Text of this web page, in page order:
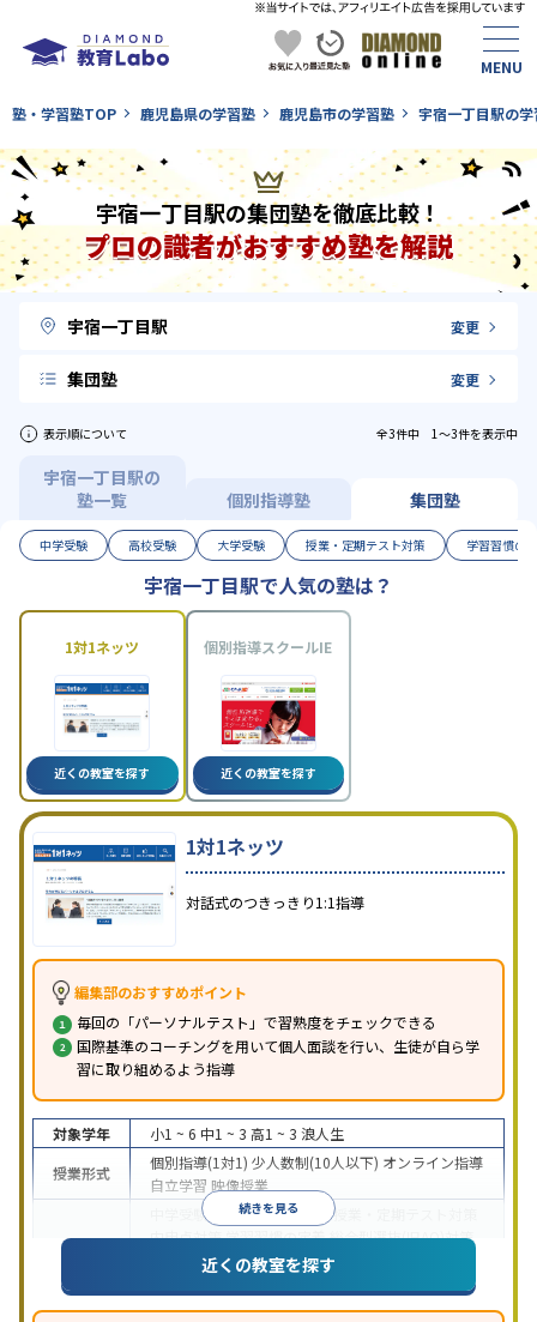
塾・学習塾TOP 鹿児島県の学習塾 鹿児島市の学習塾 宇宿一丁目駅の学
宇宿一丁目駅の集団塾を徹底比較！
プロの識者がおすすめ塾を解説
宇宿一丁目駅 変更
集団塾 変更
表示順について 全3件中 1〜3件を表示中
宇宿一丁目駅の
塾一覧
個別指導塾 集団塾
中学受験 高校受験 大学受験 授業・定期テスト対策 学習習慣の
宇宿一丁目駅で人気の塾は？
1対1ネッツ
近くの教室を探す
個別指導スクールIE
近くの教室を探す
1対1ネッツ
対話式のつきっきり1:1指導
編集部のおすすめポイント
毎回の「パーソナルテスト」で習熟度をチェックできる
国際基準のコーチングを用いて個人面談を行い、生徒が自ら学
習に取り組めるよう指導
続きを見る
対象学年 小1 ~ 6 中1 ~ 3 高1 ~ 3 浪人生
授業形式
個別指導(1対1) 少人数制(10人以下) オンライン指導
自立学習 映像授業
中学受験 高校受験大学受験
授業・定期テスト対策
内申点対策学習習慣の定着総合型選抜(旧AO)対策
推薦入試対策 学校別特化対策
策英語・英会話特化対策その他科目別特化対策
近くの教室を探す